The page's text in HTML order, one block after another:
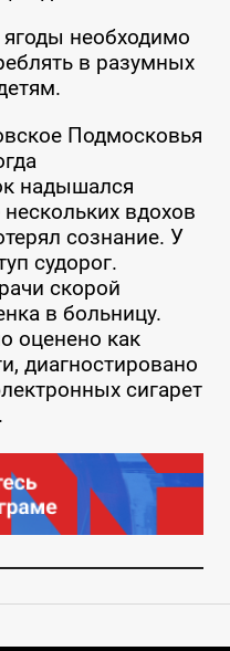
необходимо
в разумных
Подмосковья
надышался
вдохов
сознание. У
судорог.
скорой
в больницу.
оценено как
диагностировано
сигарет